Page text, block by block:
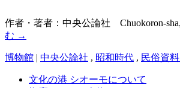
作者・著者：中央公論社 Chuokoron-
む →
博物館 | 中央公論社 , 昭和時代 , 民俗資
文化の港 シオーモについて